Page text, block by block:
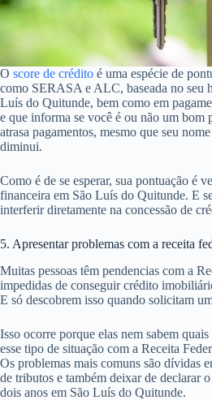
O score de crédito é uma espécie de
como SERASA e ALC, baseada no seu
Luís do Quitunde, bem como em
e que informa se você é ou não um bom
atrasa pagamentos, mesmo que seu
diminui.
Como é de se esperar, sua pontuação é
financeira em São Luís do Quitunde. E
interferir diretamente na concessão de
5. Apresentar problemas com a receita
Muitas pessoas têm pendencias com a
impedidas de conseguir crédito
E só descobrem isso quando solicitam
Isso ocorre porque elas nem sabem
esse tipo de situação com a Receita
Os problemas mais comuns são dívidas
de tributos e também deixar de declarar
dois anos em São Luís do Quitunde.